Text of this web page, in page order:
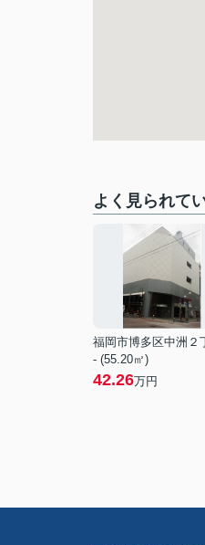
よく見られて
福岡市博多区中洲２
- (55.20㎡)
42.26万円